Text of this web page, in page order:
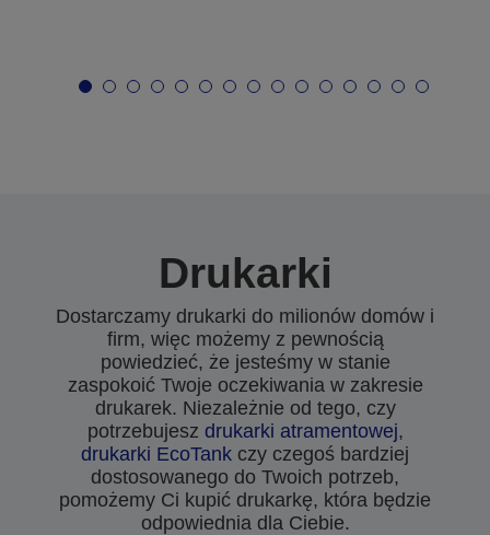
Drukarki
Dostarczamy drukarki do milionów domów i
firm, więc możemy z pewnością
powiedzieć, że jesteśmy w stanie
zaspokoić Twoje oczekiwania w zakresie
drukarek. Niezależnie od tego, czy
potrzebujesz drukarki atramentowej,
drukarki EcoTank czy czegoś bardziej
dostosowanego do Twoich potrzeb,
pomożemy Ci kupić drukarkę, która będzie
odpowiednia dla Ciebie.